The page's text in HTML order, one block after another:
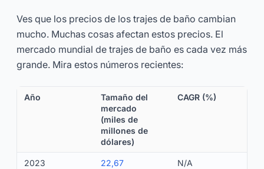
Ves que los precios de los trajes de baño cambian
mucho. Muchas cosas afectan estos precios. El
mercado mundial de trajes de baño es cada vez más
grande. Mira estos números recientes:
Año
Tamaño del
mercado
(miles de
millones de
dólares)
CAGR (%)
2023 22,67 N/A